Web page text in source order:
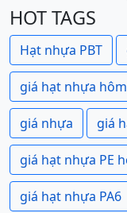
HOT TAGS
Hạt nhựa PBT
giá hạt nhựa
giá nhựa giá
giá hạt nhựa PE
giá hạt nhựa PA6